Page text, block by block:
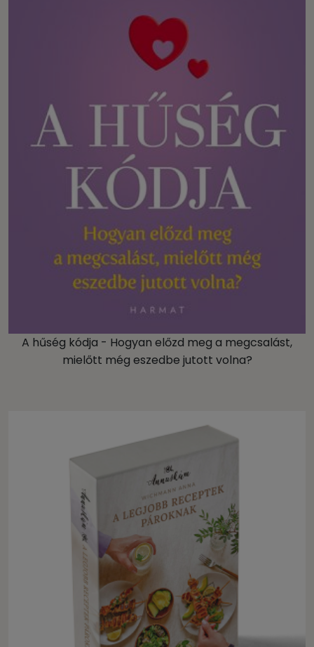
A hűség kódja - Hogyan előzd meg a megcsalást,
mielőtt még eszedbe jutott volna?